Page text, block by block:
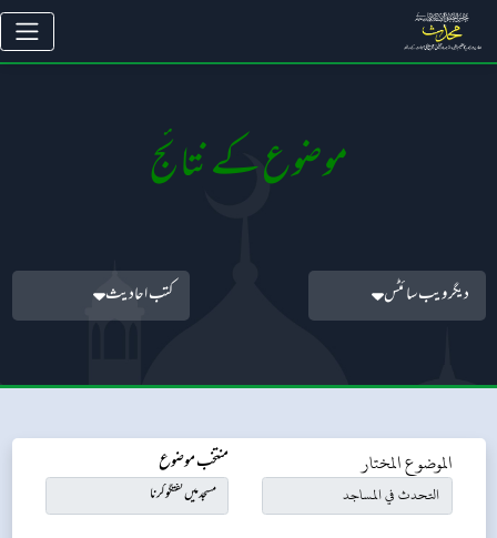
موضوع کے نتائج
دیگر ویب سائٹس کتب احادیث
الموضوع المختار منتخب موضوع